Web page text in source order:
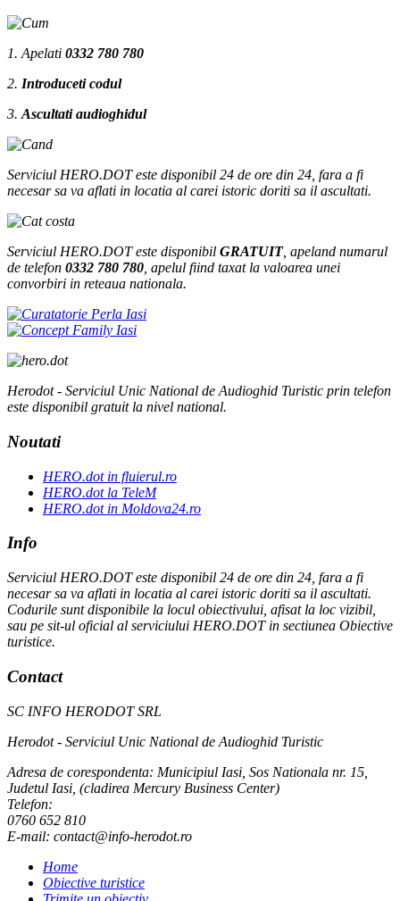
1. Apelati 0332 780 780
2. Introduceti codul
3. Ascultati audioghidul
Serviciul HERO.DOT este disponibil 24 de ore din 24, fara a fi
necesar sa va aflati in locatia al carei istoric doriti sa il ascultati.
Serviciul HERO.DOT este disponibil GRATUIT, apeland numarul
de telefon 0332 780 780 , apelul fiind taxat la valoarea unei
convorbiri in reteaua nationala.
Herodot - Serviciul Unic National de Audioghid Turistic prin telefon
este disponibil gratuit la nivel national.
Noutati
HERO.dot in fluierul.ro
HERO.dot la TeleM
HERO.dot in Moldova24.ro
Info
Serviciul HERO.DOT este disponibil 24 de ore din 24, fara a fi
necesar sa va aflati in locatia al carei istoric doriti sa il ascultati.
Codurile sunt disponibile la locul obiectivului, afisat la loc vizibil,
sau pe sit-ul oficial al serviciului HERO.DOT in sectiunea Obiective
turistice.
Contact
SC INFO HERODOT SRL
Herodot - Serviciul Unic National de Audioghid Turistic
Adresa de corespondenta: Municipiul Iasi, Sos Nationala nr. 15,
Judetul Iasi, (cladirea Mercury Business Center)
Telefon:
0760 652 810
E-mail: contact@info-herodot.ro
Home
Obiective turistice